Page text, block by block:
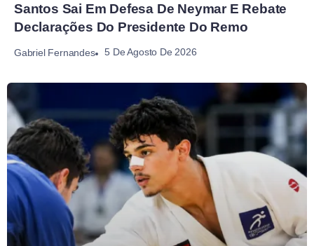
Santos Sai Em Defesa De Neymar E Rebate
Declarações Do Presidente Do Remo
Gabriel Fernandes 5 De Agosto De 2026